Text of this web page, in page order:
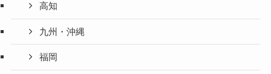
高知
九州・沖縄
福岡